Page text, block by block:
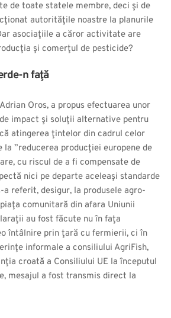
de toate statele membre, deci şi de
autorităţile noastre la planurile
asociaţiile a căror activitate are
şi comerţul de pesticide?
n faţă
Oros, a propus efectuarea unor
impact şi soluţii alternative pentru
atingerea ţintelor din cadrul celor
la ”reducerea producţiei europene de
cu riscul de a fi compensate de
nici pe departe aceleaşi standarde
a referit, desigur, la produsele agro-
comunitară din afara Uniunii
au fost făcute nu în faţa
întâlnire prin ţară cu fermierii, ci în
informale a consiliului AgriFish,
croată a Consiliului UE la începutul
mesajul a fost transmis direct la